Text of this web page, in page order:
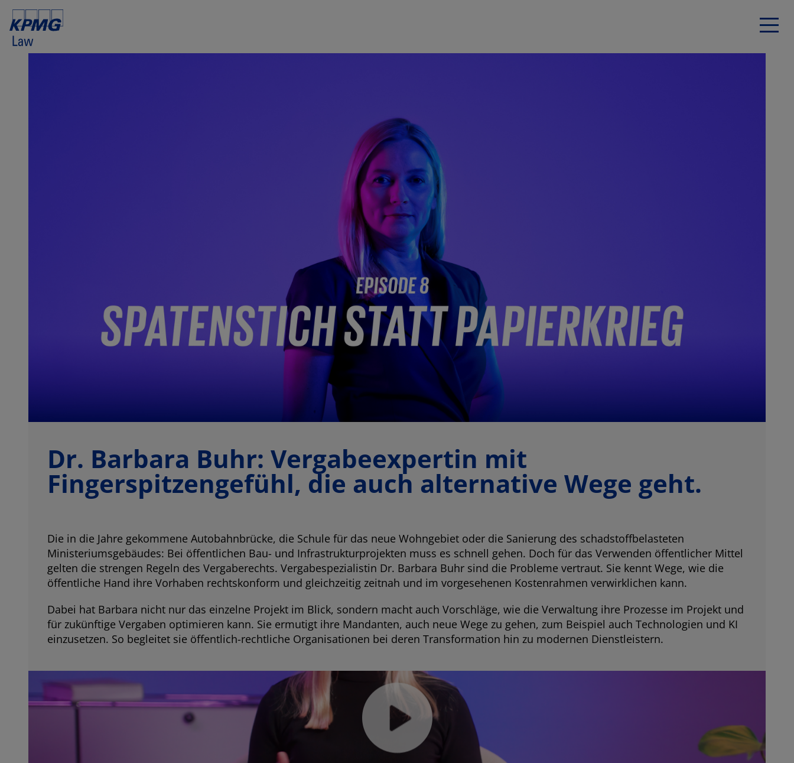
Dr. Barbara Buhr: Vergabeexpertin mit
Fingerspitzengefühl, die auch alternative Wege geht.
Die in die Jahre gekommene Autobahnbrücke, die Schule für das neue Wohngebiet oder die Sanierung des schadstoffbelasteten
Ministeriumsgebäudes: Bei öffentlichen Bau- und Infrastrukturprojekten muss es schnell gehen. Doch für das Verwenden öffentlicher Mittel
gelten die strengen Regeln des Vergaberechts. Vergabespezialistin Dr. Barbara Buhr sind die Probleme vertraut. Sie kennt Wege, wie die
öffentliche Hand ihre Vorhaben rechtskonform und gleichzeitig zeitnah und im vorgesehenen Kostenrahmen verwirklichen kann.
Dabei hat Barbara nicht nur das einzelne Projekt im Blick, sondern macht auch Vorschläge, wie die Verwaltung ihre Prozesse im Projekt und
für zukünftige Vergaben optimieren kann. Sie ermutigt ihre Mandanten, auch neue Wege zu gehen, zum Beispiel auch Technologien und KI
einzusetzen. So begleitet sie öffentlich-rechtliche Organisationen bei deren Transformation hin zu modernen Dienstleistern.